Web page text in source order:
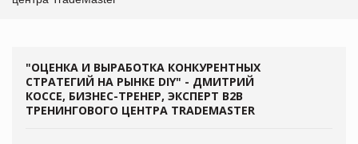
"ОЦЕНКА И ВЫРАБОТКА КОНКУРЕНТНЫХ
СТРАТЕГИЙ НА РЫНКЕ DIY" - ДМИТРИЙ
КОССЕ, БИЗНЕС-ТРЕНЕР, ЭКСПЕРТ В2В
ТРЕНИНГОВОГО ЦЕНТРА TRADEMASTER